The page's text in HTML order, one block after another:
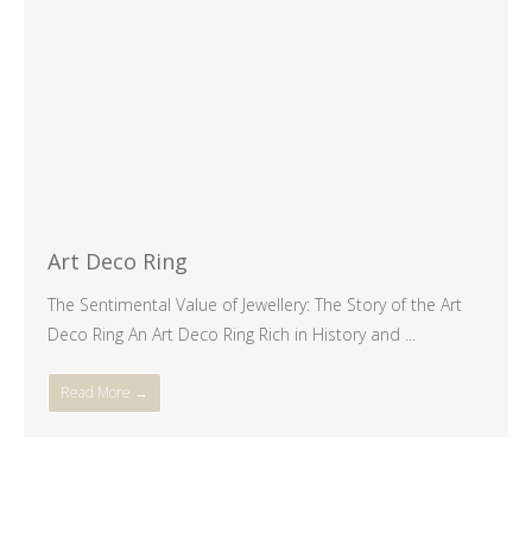
Art Deco Ring
The Sentimental Value of Jewellery: The Story of the Art
Deco Ring An Art Deco Ring Rich in History and ...
Read More →